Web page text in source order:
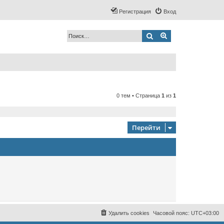
Вход
Регистрация
Поиск
0 тем • Страница 1 из 1
Перейти
Часовой пояс: UTC+03:00
Удалить cookies